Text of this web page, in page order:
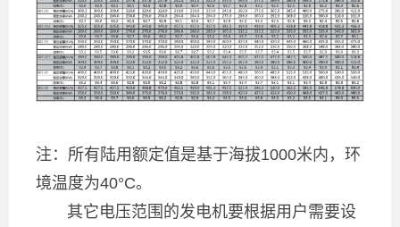
注：所有陆用额定值是基于海拔1000米内，环
境温度为40°C。
其它电压范围的发电机要根据用户需要设